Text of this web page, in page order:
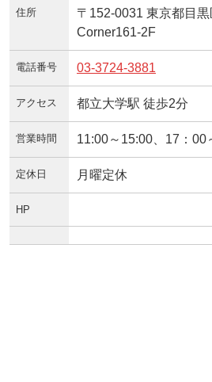
住所
〒152-0031 東京都目
Corner161-2F
電話番号 03-3724-3881
アクセス 都立大学駅 徒歩2分
営業時間 11:00～15:00、17：00
定休日 月曜定休
HP